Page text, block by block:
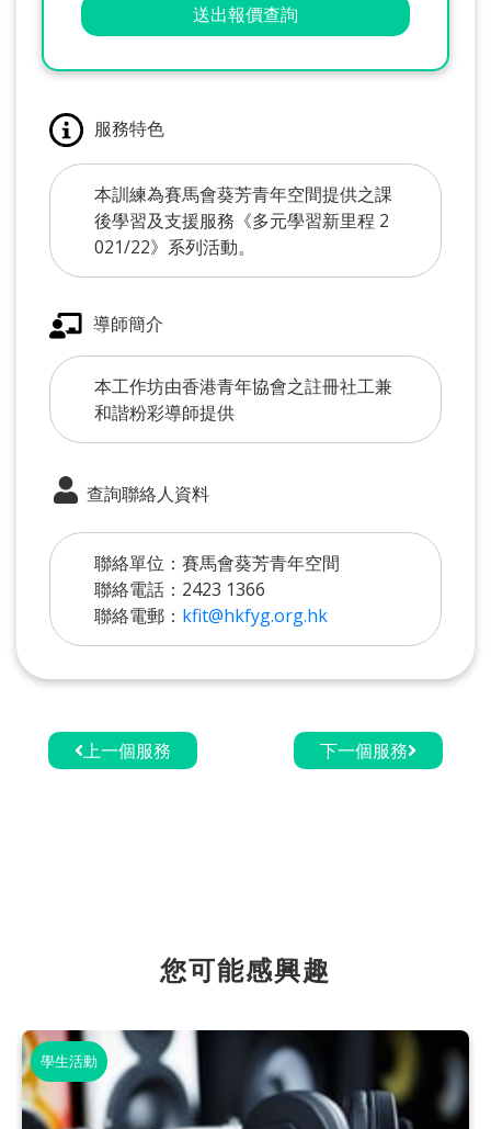
送出報價查詢
服務特色
本訓練為賽馬會葵芳青年空間提供之課
後學習及支援服務《多元學習新里程 2
021/22》系列活動。
導師簡介
本工作坊由香港青年協會之註冊社工兼
和諧粉彩導師提供
查詢聯絡人資料
聯絡單位：賽馬會葵芳青年空間
聯絡電話：2423 1366
聯絡電郵： kfit@hkfyg.org.hk
上一個服務 下一個服務
您可能感興趣
學生活動